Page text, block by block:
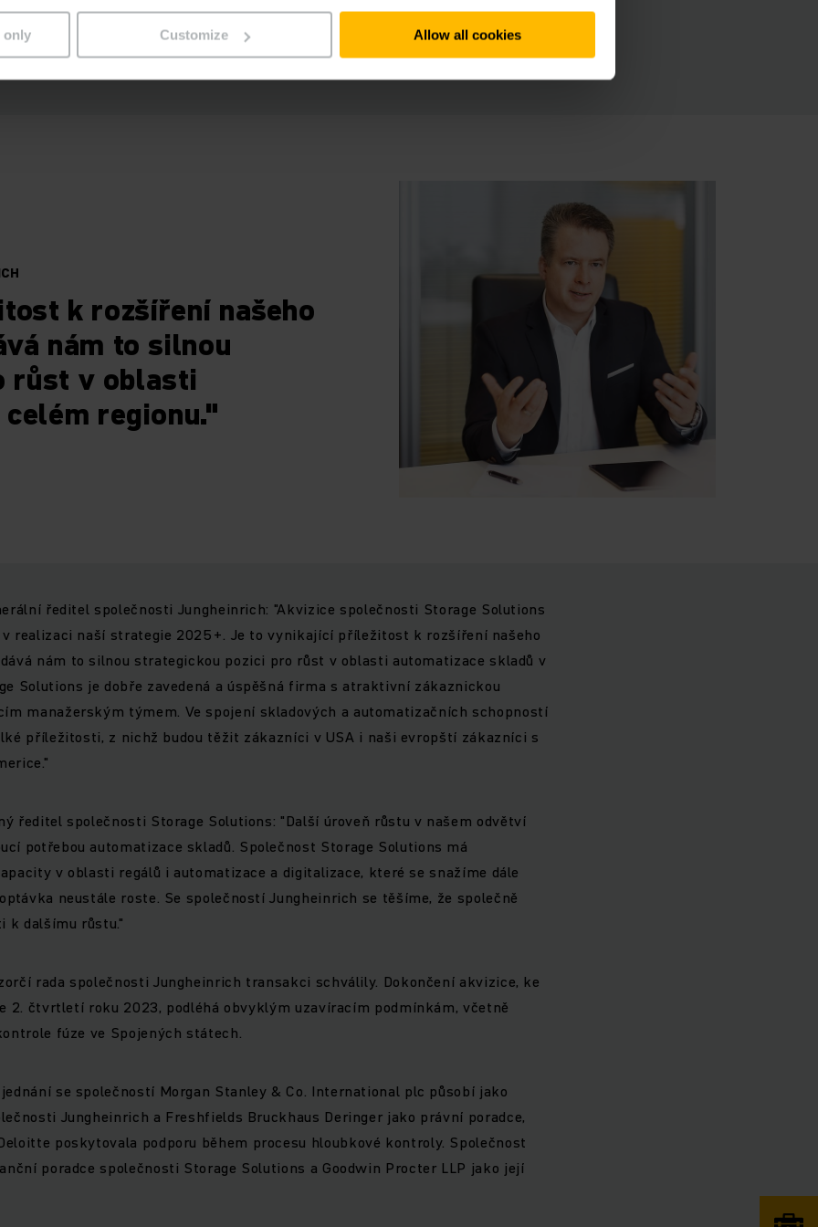
only Customize Allow all cookies
společnosti Storage Solutions. Obchodní model Storage Solutions zaměřený
přístup založený na nízkém objemu aktiv s omezenými požadavky na
k rozšíření našeho
nám to silnou
růst v oblasti
regionu."
ředitel společnosti Jungheinrich: "Akvizice společnosti Storage Solutions
realizaci naší strategie 2025+. Je to vynikající příležitost k rozšíření našeho
nám to silnou strategickou pozici pro růst v oblasti automatizace skladů v
Solutions je dobře zavedená a úspěšná firma s atraktivní zákaznickou
manažerským týmem. Ve spojení skladových a automatizačních schopností
příležitosti, z nichž budou těžit zákazníci v USA i naši evropští zákazníci s
ředitel společnosti Storage Solutions: "Další úroveň růstu v našem odvětví
potřebou automatizace skladů. Společnost Storage Solutions má
v oblasti regálů i automatizace a digitalizace, které se snažíme dále
neustále roste. Se společností Jungheinrich se těšíme, že společně
k dalšímu růstu."
rada společnosti Jungheinrich transakci schválily. Dokončení akvizice, ke
2. čtvrtletí roku 2023, podléhá obvyklým uzavíracím podmínkám, včetně
fúze ve Spojených státech.
se společností Morgan Stanley & Co. International plc působí jako
Jungheinrich a Freshfields Bruckhaus Deringer jako právní poradce,
poskytovala podporu během procesu hloubkové kontroly. Společnost
poradce společnosti Storage Solutions a Goodwin Procter LLP jako její